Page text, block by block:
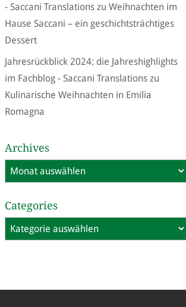
- Saccani Translationszu Weihnachten im
Hause Saccani – ein geschichtsträchtiges
Dessert
Jahresrückblick 2024: die Jahreshighlights
im Fachblog - Saccani Translationszu
Kulinarische Weihnachten in Emilia
Romagna
Archives
Archives
Categories
Categories